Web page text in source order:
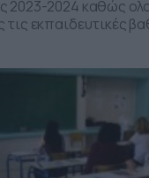
2023-2024 καθώς
τις εκπαιδευτικές
και
οι μαθητές
και
[…]